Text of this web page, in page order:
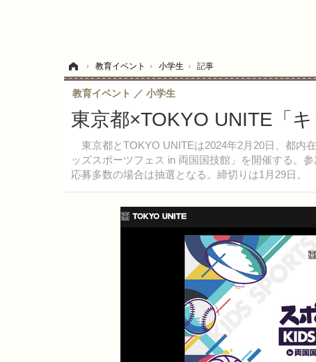
› 教育イベント › 小学生 › 記事
東京都×TOKYO UNITE「
東京都とTOKYO UNITEは2024年2月20日、都内
ッズスポーツフェス in 両国国技館」を開催する。
応募多数の場合は抽選となる。締切りは1月29日。
教育イベント 小学生